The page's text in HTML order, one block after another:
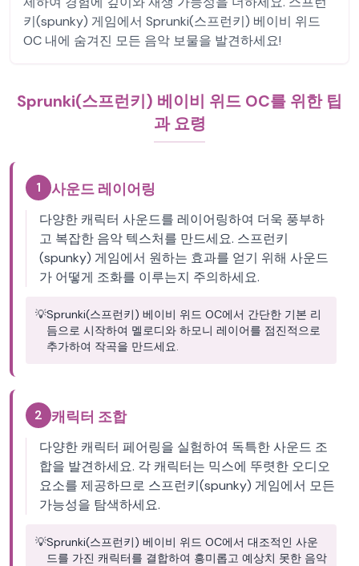
키(spunky) 게임에서 Sprunki(스프런키) 베이비 위드
OC 내에 숨겨진 모든 음악 보물을 발견하세요!
Sprunki(스프런키) 베이비 위드 OC를 위한 팁
과 요령
1 사운드 레이어링
다양한 캐릭터 사운드를 레이어링하여 더욱 풍부하
고 복잡한 음악 텍스처를 만드세요. 스프런키
(spunky) 게임에서 원하는 효과를 얻기 위해 사운드
가 어떻게 조화를 이루는지 주의하세요.
💡Sprunki(스프런키) 베이비 위드 OC에서 간단한 기본 리
듬으로 시작하여 멜로디와 하모니 레이어를 점진적으로
추가하여 작곡을 만드세요.
2 캐릭터 조합
다양한 캐릭터 페어링을 실험하여 독특한 사운드 조
합을 발견하세요. 각 캐릭터는 믹스에 뚜렷한 오디오
요소를 제공하므로 스프런키(spunky) 게임에서 모든
가능성을 탐색하세요.
💡Sprunki(스프런키) 베이비 위드 OC에서 대조적인 사운
드를 가진 캐릭터를 결합하여 흥미롭고 예상치 못한 음악